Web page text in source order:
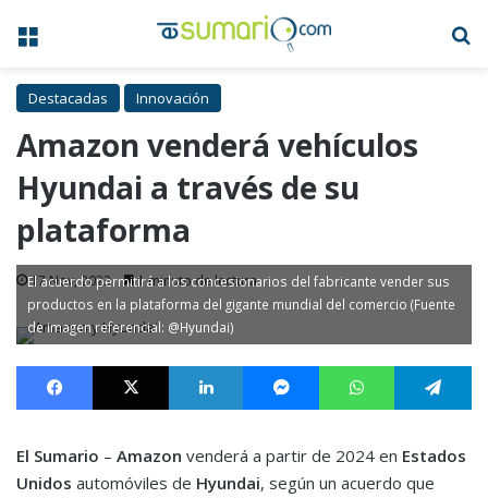
Menú
Destacadas Innovación
Amazon venderá vehículos
Hyundai a través de su
plataforma
17 Nov, 2023 1 minuto de lectura
El acuerdo permitirá a los concesionarios del fabricante vender sus
productos en la plataforma del gigante mundial del comercio (Fuente
de imagen referencial: @Hyundai)
Facebook X LinkedIn MessengerWhatsApp
El Sumario – Amazon venderá a partir de 2024 en Estados
Unidos automóviles de Hyundai, según un acuerdo que